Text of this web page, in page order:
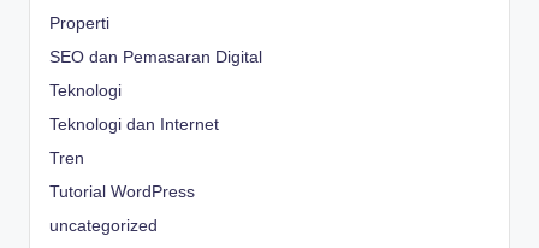
Properti
SEO dan Pemasaran Digital
Teknologi
Teknologi dan Internet
Tren
Tutorial WordPress
uncategorized